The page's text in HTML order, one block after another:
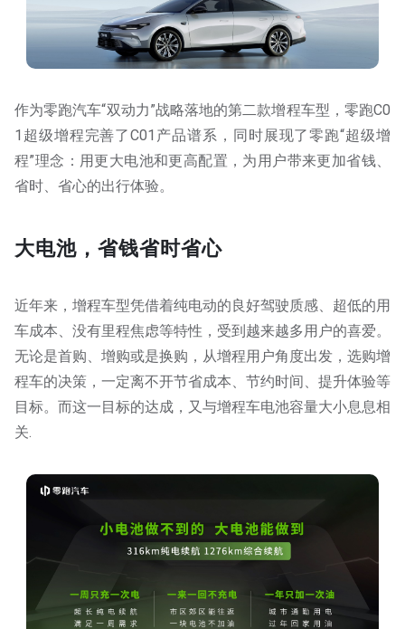
作为零跑汽车“双动力”战略落地的第二款增程车型，零跑C0
1超级增程完善了C01产品谱系，同时展现了零跑“超级增
程”理念：用更大电池和更高配置，为用户带来更加省钱、
省时、省心的出行体验。
大电池，省钱省时省心
近年来，增程车型凭借着纯电动的良好驾驶质感、超低的用
车成本、没有里程焦虑等特性，受到越来越多用户的喜爱。
无论是首购、增购或是换购，从增程用户角度出发，选购增
程车的决策，一定离不开节省成本、节约时间、提升体验等
目标。而这一目标的达成，又与增程车电池容量大小息息相
关.